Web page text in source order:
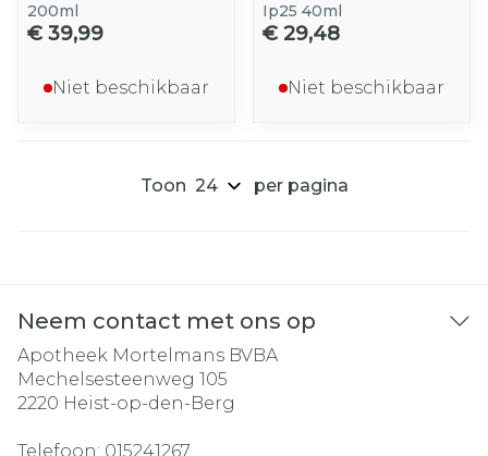
200ml
€ 39,99
Niet beschikbaar
Ip25 40ml
€ 29,48
Niet beschikbaar
Toon per pagina
Neem contact met ons op
Apotheek Mortelmans BVBA
Mechelsesteenweg 105
2220 Heist-op-den-Berg
Telefoon: 015241267